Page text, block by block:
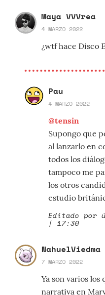
Maya VVVrea
4 MARZO 2022
¿wtf hace Disco
Pau
4 MARZO 2022
@tensin
Supongo que
al lanzarlo en
todos los
tampoco me
los otros
estudio
Editado por
| 17:30
NahuelViedma
7 MARZO 2022
Ya son varios los
narrativa en